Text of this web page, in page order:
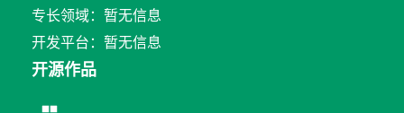
专长领域：暂无信息
开发平台：暂无信息
开源作品